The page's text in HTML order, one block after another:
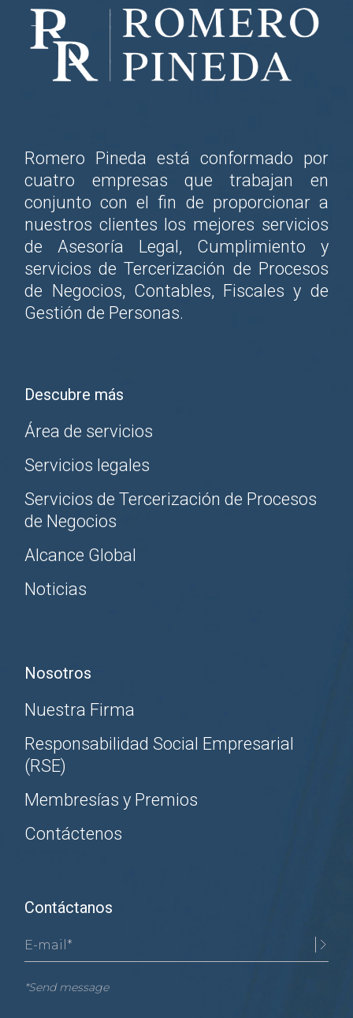
Romero Pineda está conformado por
cuatro empresas que trabajan en
conjunto con el fin de proporcionar a
nuestros clientes los mejores servicios
de Asesoría Legal, Cumplimiento y
servicios de Tercerización de Procesos
de Negocios, Contables, Fiscales y de
Gestión de Personas.
Descubre más
Área de servicios
Servicios legales
Servicios de Tercerización de Procesos
de Negocios
Alcance Global
Noticias
Nosotros
Nuestra Firma
Responsabilidad Social Empresarial
(RSE)
Membresías y Premios
Contáctenos
Contáctanos
*Send message